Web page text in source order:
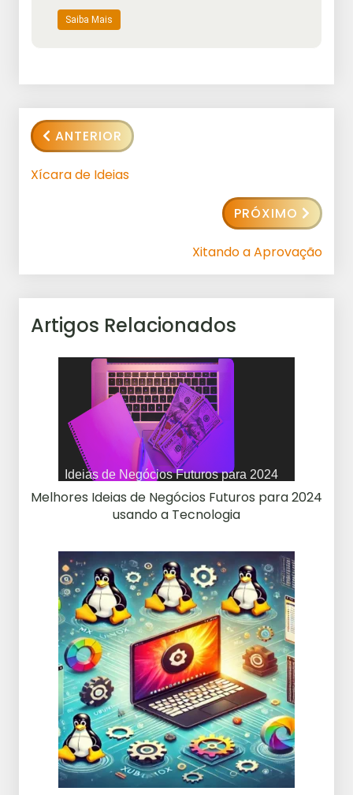
Saiba Mais
ANTERIOR
Xícara de Ideias
PRÓXIMO
Xitando a Aprovação
Artigos Relacionados
Melhores Ideias de Negócios Futuros para 2024
usando a Tecnologia